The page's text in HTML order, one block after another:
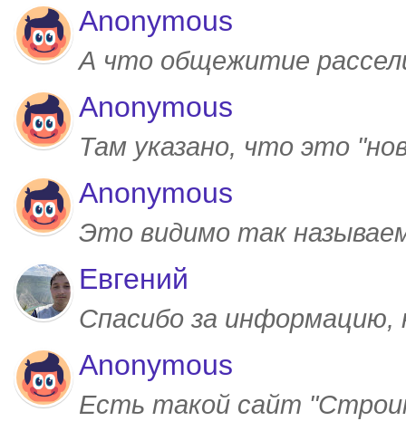
Anonymous
А что общежитие
Anonymous
Там указано, что это
Anonymous
Это видимо так
Евгений
Спасибо за
Anonymous
Есть такой сайт